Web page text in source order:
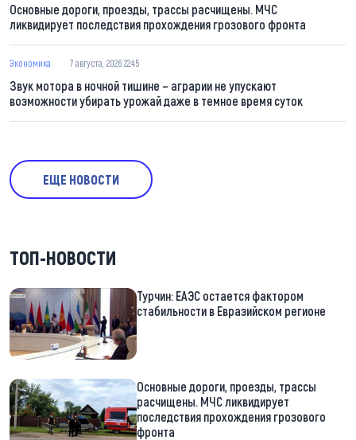
Основные дороги, проезды, трассы расчищены. МЧС
ликвидирует последствия прохождения грозового фронта
Экономика 7 августа, 2026 22:45
Звук мотора в ночной тишине – аграрии не упускают
возможности убирать урожай даже в темное время суток
ЕЩЕ НОВОСТИ
ТОП-НОВОСТИ
Турчин: ЕАЭС остается фактором
стабильности в Евразийском регионе
Основные дороги, проезды, трассы
расчищены. МЧС ликвидирует
последствия прохождения грозового
фронта